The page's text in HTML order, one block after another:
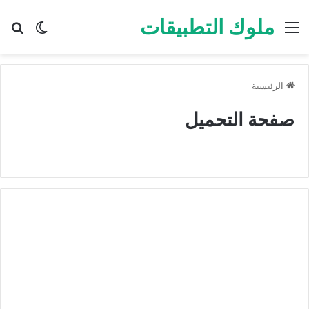
الوضع ملوك التطبيقاتالقائمة
الرئيسية
صفحة التحميل